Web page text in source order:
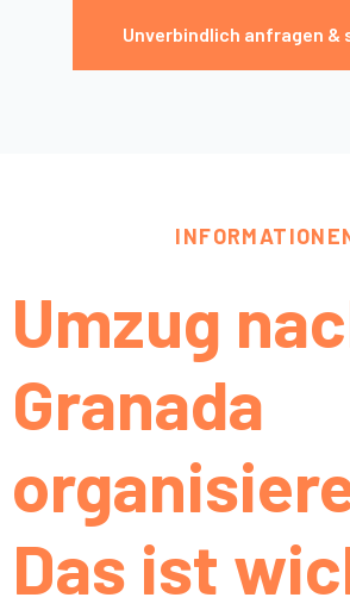
Unverbindlich anfragen &
Umzug
Granada
Das ist